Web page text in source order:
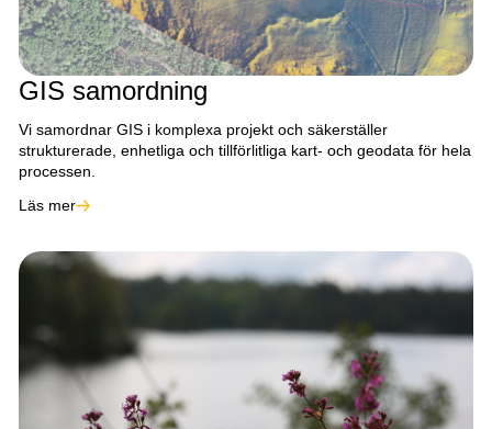
GIS samordning
Vi samordnar GIS i komplexa projekt och säkerställer
strukturerade, enhetliga och tillförlitliga kart- och geodata för hela
processen.
Läs mer